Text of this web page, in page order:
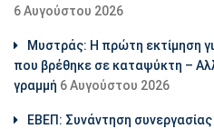
6 Αυγούστου 2026
Μυστράς: Η πρώτη εκτίμηση
που βρέθηκε σε καταψύκτη –
γραμμή 6 Αυγούστου 2026
ΕΒΕΠ: Συνάντηση